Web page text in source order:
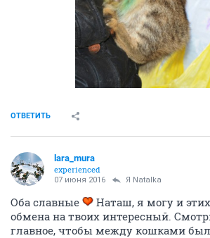
ОТВЕТИТЬ
lara_mura
experienced
07 июня 2016 Я Natalka
Оба славные
Наташ, я могу и
обмена на твоих интересный.
главное, чтобы между кошками